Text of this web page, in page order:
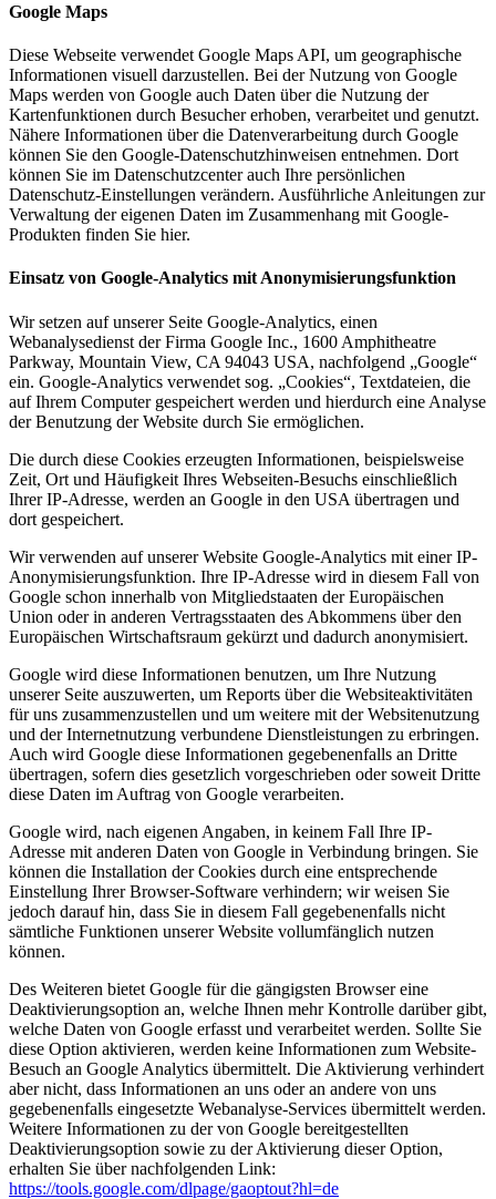
Google Maps
Diese Webseite verwendet Google Maps API, um geographische
Informationen visuell darzustellen. Bei der Nutzung von Google
Maps werden von Google auch Daten über die Nutzung der
Kartenfunktionen durch Besucher erhoben, verarbeitet und genutzt.
Nähere Informationen über die Datenverarbeitung durch Google
können Sie den Google-Datenschutzhinweisen entnehmen. Dort
können Sie im Datenschutzcenter auch Ihre persönlichen
Datenschutz-Einstellungen verändern. Ausführliche Anleitungen zur
Verwaltung der eigenen Daten im Zusammenhang mit Google-
Produkten finden Sie hier.
Einsatz von Google-Analytics mit Anonymisierungsfunktion
Wir setzen auf unserer Seite Google-Analytics, einen
Webanalysedienst der Firma Google Inc., 1600 Amphitheatre
Parkway, Mountain View, CA 94043 USA, nachfolgend „Google“
ein. Google-Analytics verwendet sog. „Cookies“, Textdateien, die
auf Ihrem Computer gespeichert werden und hierdurch eine Analyse
der Benutzung der Website durch Sie ermöglichen.
Die durch diese Cookies erzeugten Informationen, beispielsweise
Zeit, Ort und Häufigkeit Ihres Webseiten-Besuchs einschließlich
Ihrer IP-Adresse, werden an Google in den USA übertragen und
dort gespeichert.
Wir verwenden auf unserer Website Google-Analytics mit einer IP-
Anonymisierungsfunktion. Ihre IP-Adresse wird in diesem Fall von
Google schon innerhalb von Mitgliedstaaten der Europäischen
Union oder in anderen Vertragsstaaten des Abkommens über den
Europäischen Wirtschaftsraum gekürzt und dadurch anonymisiert.
Google wird diese Informationen benutzen, um Ihre Nutzung
unserer Seite auszuwerten, um Reports über die Websiteaktivitäten
für uns zusammenzustellen und um weitere mit der Websitenutzung
und der Internetnutzung verbundene Dienstleistungen zu erbringen.
Auch wird Google diese Informationen gegebenenfalls an Dritte
übertragen, sofern dies gesetzlich vorgeschrieben oder soweit Dritte
diese Daten im Auftrag von Google verarbeiten.
Google wird, nach eigenen Angaben, in keinem Fall Ihre IP-
Adresse mit anderen Daten von Google in Verbindung bringen. Sie
können die Installation der Cookies durch eine entsprechende
Einstellung Ihrer Browser-Software verhindern; wir weisen Sie
jedoch darauf hin, dass Sie in diesem Fall gegebenenfalls nicht
sämtliche Funktionen unserer Website vollumfänglich nutzen
können.
Des Weiteren bietet Google für die gängigsten Browser eine
Deaktivierungsoption an, welche Ihnen mehr Kontrolle darüber gibt,
welche Daten von Google erfasst und verarbeitet werden. Sollte Sie
diese Option aktivieren, werden keine Informationen zum Website-
Besuch an Google Analytics übermittelt. Die Aktivierung verhindert
aber nicht, dass Informationen an uns oder an andere von uns
gegebenenfalls eingesetzte Webanalyse-Services übermittelt werden.
Weitere Informationen zu der von Google bereitgestellten
Deaktivierungsoption sowie zu der Aktivierung dieser Option,
erhalten Sie über nachfolgenden Link:
https://tools.google.com/dlpage/gaoptout?hl=de